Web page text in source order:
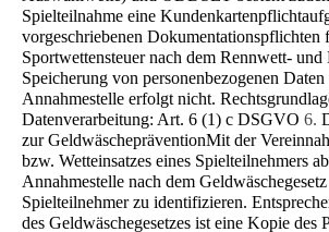
Spielteilnahme eine
vorgeschriebenen Dokumentationspflichten
Sportwettensteuer nach dem Rennwett-
Speicherung von personenbezogenen
Annahmestelle erfolgt nicht.
Datenverarbeitung: Art. 6 (1) c DSGVO 6.
zur GeldwäschepräventionMit der
bzw. Wetteinsatzes eines Spielteilnehmers
Annahmestelle nach dem
Spielteilnehmer zu identifizieren.
des Geld­wäschegesetzes ist eine Kopie des